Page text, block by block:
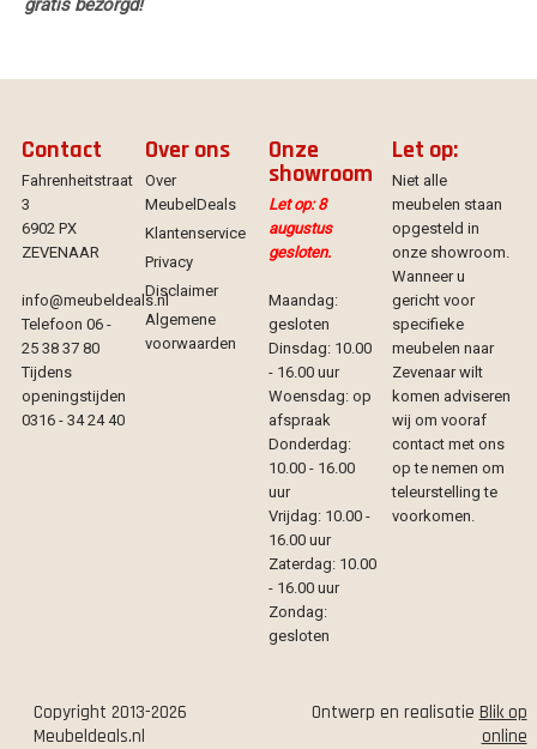
gratis bezorgd!
Contact
Fahrenheitstraat
3
6902 PX
ZEVENAAR
info@meubeldeals.nl
Telefoon 06 -
25 38 37 80
Tijdens
openingstijden
0316 - 34 24 40
Over ons
Over
MeubelDeals
Klantenservice
Privacy
Disclaimer
Algemene
voorwaarden
Onze
showroom
Let op: 8
augustus
gesloten.
Maandag:
gesloten
Dinsdag: 10.00
- 16.00 uur
Woensdag: op
afspraak
Donderdag:
10.00 - 16.00
uur
Vrijdag: 10.00 -
16.00 uur
Zaterdag: 10.00
- 16.00 uur
Zondag:
gesloten
Let op:
Niet alle
meubelen staan
opgesteld in
onze showroom.
Wanneer u
gericht voor
specifieke
meubelen naar
Zevenaar wilt
komen adviseren
wij om vooraf
contact met ons
op te nemen om
teleurstelling te
voorkomen.
Copyright 2013-2026
Meubeldeals.nl
Ontwerp en realisatie Blik op
online